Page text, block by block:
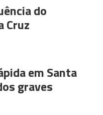
do
Cruz
em Santa
graves